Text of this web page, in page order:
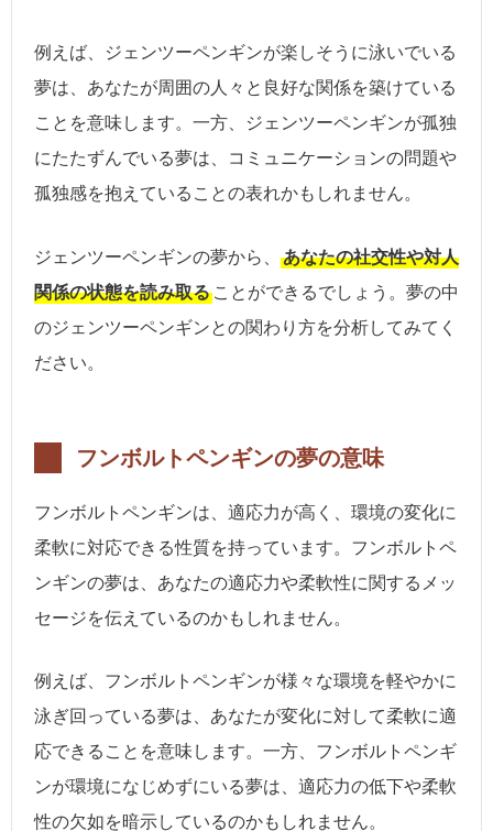
例えば、ジェンツーペンギンが楽しそうに泳いでいる
夢は、あなたが周囲の人々と良好な関係を築けている
ことを意味します。一方、ジェンツーペンギンが孤独
にたたずんでいる夢は、コミュニケーションの問題や
孤独感を抱えていることの表れかもしれません。
ジェンツーペンギンの夢から、
あなたの社交性や対人
関係の状態を読み取る ことができるでしょう。夢の中
のジェンツーペンギンとの関わり方を分析してみてく
ださい。
フンボルトペンギンの夢の意味
フンボルトペンギンは、適応力が高く、環境の変化に
柔軟に対応できる性質を持っています。フンボルトペ
ンギンの夢は、あなたの適応力や柔軟性に関するメッ
セージを伝えているのかもしれません。
例えば、フンボルトペンギンが様々な環境を軽やかに
泳ぎ回っている夢は、あなたが変化に対して柔軟に適
応できることを意味します。一方、フンボルトペンギ
ンが環境になじめずにいる夢は、適応力の低下や柔軟
性の欠如を暗示しているのかもしれません。